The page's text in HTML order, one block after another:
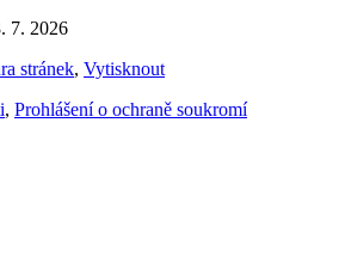
7. 2026
stránek, Vytisknout
, Prohlášení o ochraně soukromí